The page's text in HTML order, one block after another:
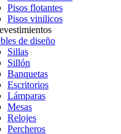
Pisos flotantes
Pisos vinilicos
de diseño
Sillas
Sillón
Banquetas
Escritorios
Lámparas
Mesas
Relojes
Percheros